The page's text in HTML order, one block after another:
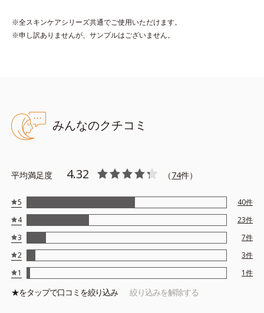
塗った瞬間、パンッとうるおうハリ肌に。素肌を再起動(*1)する
素肌にうるおいを巡らせ(*4)押し上げるようなハリに導くキャッ
サバ由来のトレハロース(*5)、うるおいを与えて抱え込み、ツヤ
キメのひとつひとつに「じゅわっ」としみわたる(*4)オイル級の
ここちよいテクスチャーで、べたつかないのに肌深くまで(*4)う
るおい、あとから使う化粧水のなじみを高めます。
深呼吸したくなる、ハーバルウッディの香り。
*1 うるおいを与えること
*2 うるおいによる
*3 乾燥、ハリ・ツヤのなさ
*4 角層まで
※全スキンケアシリーズ共通でご使用いただけます。
※申し訳ありませんが、サンプルはございません。
みんなのクチコミ
平均満足度 4.32 （74件）
5 40件
4
23件
3
7件
2
3件
1
1件
★をタップで口コミを絞り込み 絞り込みを解除する